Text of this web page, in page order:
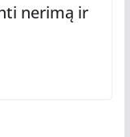
nerimą ir